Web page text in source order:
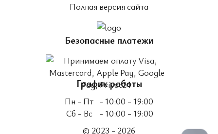
Полная версия сайта
Безопасные платежи
График работы
Пн - Пт - 10:00 - 19:00
Сб - Вс
- 10:00 - 19:00
© 2023 - 2026